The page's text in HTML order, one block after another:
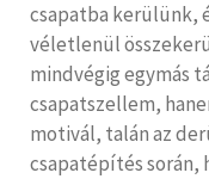
csapatba kerülünk,
véletlenül
mindvégig egymás
csapatszellem,
motivál, talán az
csapatépítés során,